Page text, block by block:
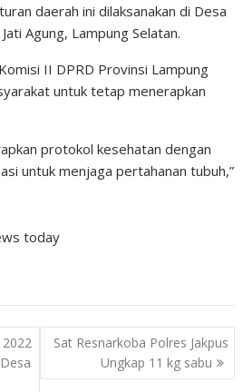
daerah ini dilaksanakan di Desa
Agung, Lampung Selatan.
II DPRD Provinsi Lampung
untuk tetap menerapkan
protokol kesehatan dengan
untuk menjaga pertahanan tubuh,”
today
Sat Resnarkoba Polres Jakpus
Ungkap 11 kg sabu